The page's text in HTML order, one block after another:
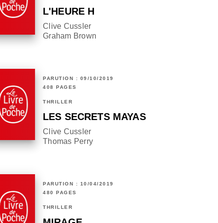
L'HEURE H
Clive Cussler
Graham Brown
PARUTION : 09/10/2019
408 PAGES
THRILLER
LES SECRETS MAYAS
Clive Cussler
Thomas Perry
PARUTION : 10/04/2019
480 PAGES
THRILLER